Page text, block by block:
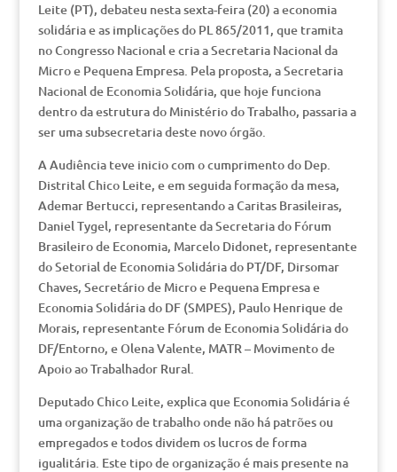
Leite (PT), debateu nesta sexta-feira (20) a economia
solidária e as implicações do PL 865/2011, que tramita
no Congresso Nacional e cria a Secretaria Nacional da
Micro e Pequena Empresa. Pela proposta, a Secretaria
Nacional de Economia Solidária, que hoje funciona
dentro da estrutura do Ministério do Trabalho, passaria a
ser uma subsecretaria deste novo órgão.
A Audiência teve inicio com o cumprimento do Dep.
Distrital Chico Leite, e em seguida formação da mesa,
Ademar Bertucci, representando a Caritas Brasileiras,
Daniel Tygel, representante da Secretaria do Fórum
Brasileiro de Economia, Marcelo Didonet, representante
do Setorial de Economia Solidária do PT/DF, Dirsomar
Chaves, Secretário de Micro e Pequena Empresa e
Economia Solidária do DF (SMPES), Paulo Henrique de
Morais, representante Fórum de Economia Solidária do
DF/Entorno, e Olena Valente, MATR – Movimento de
Apoio ao Trabalhador Rural.
Deputado Chico Leite, explica que Economia Solidária é
uma organização de trabalho onde não há patrões ou
empregados e todos dividem os lucros de forma
igualitária. Este tipo de organização é mais presente na